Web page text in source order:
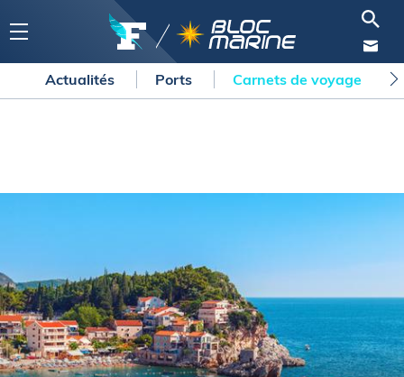
Actualités Ports Carnets de voyage